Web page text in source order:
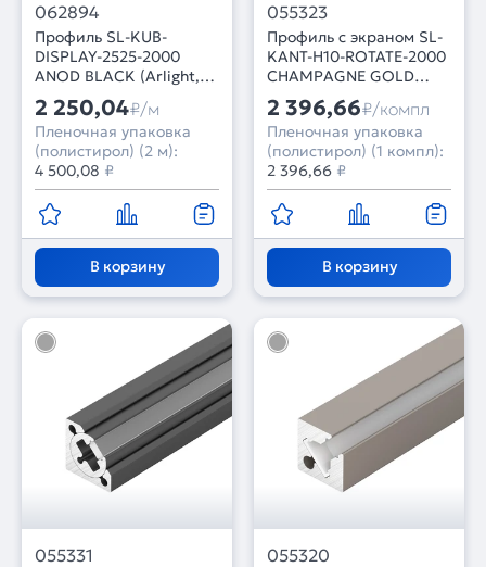
062894
Профиль SL-KUB-
DISPLAY-2525-2000
ANOD BLACK (Arlight,
Алюминий)
2 250,04₽/м
Пленочная упаковка
(полистирол) (2 м):
4 500,08 ₽
В корзину
055323
Профиль с экраном SL-
KANT-H10-ROTATE-2000
CHAMPAGNE GOLD
(Arlight,
Алюминий+пластик)
2 396,66₽/компл
Пленочная упаковка
(полистирол) (1 компл):
2 396,66 ₽
В корзину
055331 055320